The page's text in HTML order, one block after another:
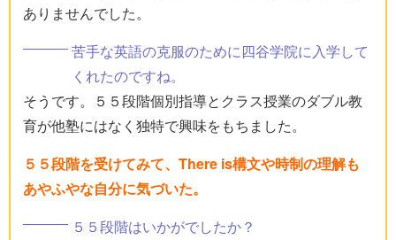
ありませんでした。
苦手な英語の克服のために四谷学院に入学して
くれたのですね。
そうです。５５段階個別指導とクラス授業のダブル教
育が他塾にはなく独特で興味をもちました。
５５段階を受けてみて、There is構文や時制の理解も
あやふやな自分に気づいた。
５５段階はいかがでしたか？